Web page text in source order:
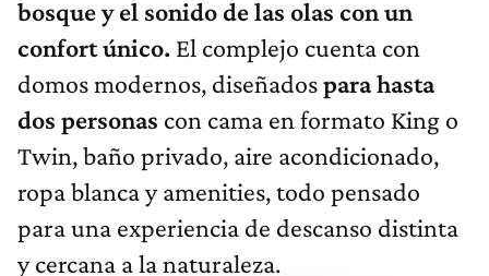
bosque y el sonido de las olas con un
confort único. El complejo cuenta con
domos modernos, diseñadospara hasta
dos personas con cama en formato King o
Twin, baño privado, aire acondicionado,
ropa blanca y amenities, todo pensado
para una experiencia de descanso distinta
y cercana a la naturaleza.